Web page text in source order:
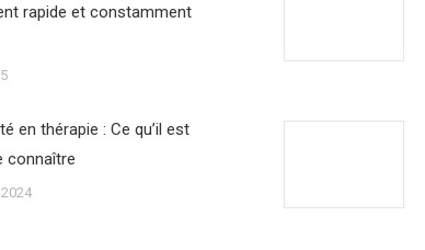
rapide et constamment
en thérapie : Ce qu’il est
connaître